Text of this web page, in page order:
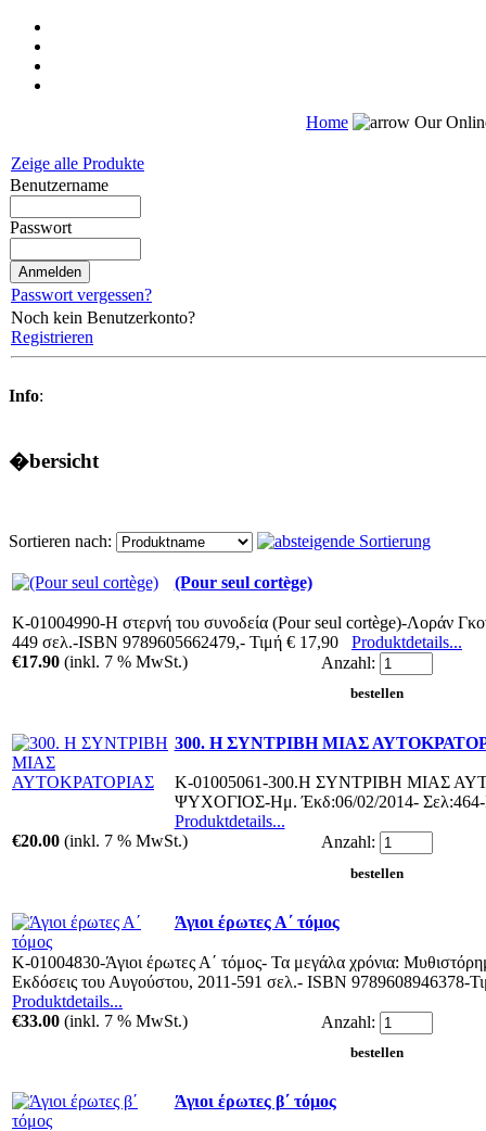
Home Our
Zeige alle Produkte
Benutzername
Passwort
Passwort vergessen?
Noch kein Benutzerkonto?
Registrieren
Info:
�bersicht
Sortieren nach:
(Pour seul cortège)
Κ-01004990-Η στερνή του συνοδεία (Pour seul cortège)-Λοράν
449 σελ.-ISBN 9789605662479,- Τιμή € 17,90 Produktdetails...
€17.90 (inkl. 7 % MwSt.) Anzahl:
300. Η ΣΥΝΤΡΙΒΗ ΜΙΑΣ
Κ-01005061-300.Η ΣΥΝΤΡΙΒΗ ΜΙΑΣ
ΨΥΧΟΓΙΟΣ-Ημ. Έκδ:06/02/2014- Σελ:464-
Produktdetails...
€20.00 (inkl. 7 % MwSt.) Anzahl:
Άγιοι έρωτες Α΄ τόμος
Κ-01004830-Άγιοι έρωτες Α΄ τόμος- Τα μεγάλα χρόνια:
Εκδόσεις του Αυγούστου, 2011-591 σελ.- ISBN 9789608946378-
Produktdetails...
€33.00 (inkl. 7 % MwSt.) Anzahl:
Άγιοι έρωτες β΄ τόμος